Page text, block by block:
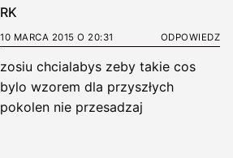
RK
10 MARCA 2015 O 20:31 ODPOWIEDZ
zosiu chcialabys zeby takie cos
bylo wzorem dla przyszłych
pokolen nie przesadzaj